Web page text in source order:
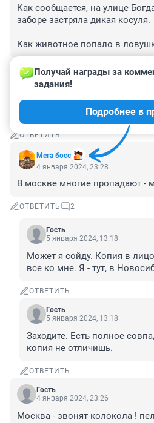
Как сообщается, на улице
заборе застряла дикая косуля.
Как животное попало в
ОТВЕТИТЬ
Гость
омолодит интимную зону и
ОТВЕТИТЬ
Мега босс
Получай награды за
задания!
Подробнее в
4 января 2024, 23:28
В москве многие пропадают -
ОТВЕТИТЬ 2
Гость
5 января 2024, 13:18
Может я сойду. Копия в лицо
все ко мне. Я - тут, в
ОТВЕТИТЬ
Гость
5 января 2024, 13:18
Заходите. Есть полное
копия не отличишь.
ОТВЕТИТЬ
Гость
4 января 2024, 23:26
Москва - звонят колокола !